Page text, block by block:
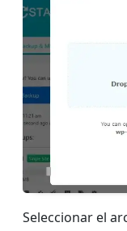
Seleccionar el